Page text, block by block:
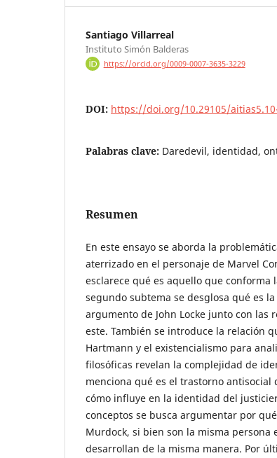
Santiago Villarreal
Instituto Simón Balderas
https://orcid.org/0009-0007-3635-3229
DOI: https://doi.org/10.29105/
Palabras clave: Daredevil, identidad,
Resumen
En este ensayo se aborda la
aterrizado en el personaje de Marvel
esclarece qué es aquello que conforma
segundo subtema se desglosa qué es
argumento de John Locke junto con las
este. También se introduce la relación
Hartmann y el existencialismo para
filosóficas revelan la complejidad de
menciona qué es el trastorno
cómo influye en la identidad del
conceptos se busca argumentar por
Murdock, si bien son la misma persona
desarrollan de la misma manera. Por